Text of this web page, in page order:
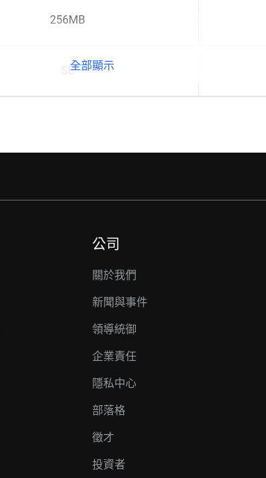
256MB
SE全部顯示
公司
關於我們
新聞與事件
領導統御
企業責任
隱私中心
部落格
徵才
投資者